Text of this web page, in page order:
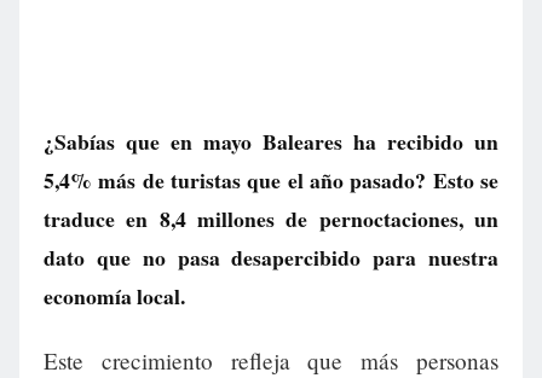
¿Sabías que en mayo Baleares ha recibido un
5,4% más de turistas que el año pasado? Esto se
traduce en 8,4 millones de pernoctaciones, un
dato que no pasa desapercibido para nuestra
economía local.
Este crecimiento refleja que más personas